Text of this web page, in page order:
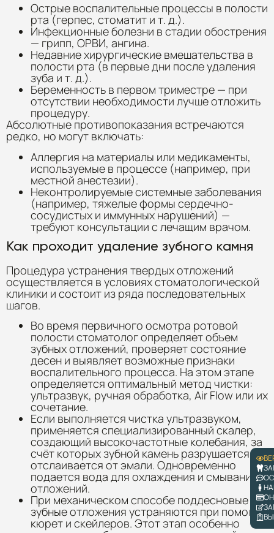
Острые воспалительные процессы в полости
рта (герпес, стоматит и т. д.).
Инфекционные болезни в стадии обострения
— грипп, ОРВИ, ангина.
Недавние хирургические вмешательства в
полости рта (в первые дни после удаления
зуба и т. д.).
Беременность в первом триместре — при
отсутствии необходимости лучше отложить
процедуру.
Абсолютные противопоказания встречаются
редко, но могут включать:
Аллергия на материалы или медикаменты,
используемые в процессе (например, при
местной анестезии).
Неконтролируемые системные заболевания
(например, тяжелые формы сердечно-
сосудистых и иммунных нарушений) —
требуют консультации с лечащим врачом.
Как проходит удаление зубного камня
Процедура устранения твердых отложений
осуществляется в условиях стоматологической
клиники и состоит из ряда последовательных
шагов.
Во время первичного осмотра ротовой
полости стоматолог определяет объем
зубных отложений, проверяет состояние
десен и выявляет возможные признаки
воспалительного процесса. На этом этапе
определяется оптимальный метод чистки:
ультразвук, ручная обработка, Air Flow или их
сочетание.
Если выполняется чистка ультразвуком,
применяется специализированный скалер,
создающий высокочастотные колебания, за
счёт которых зубной камень разрушается и
отслаивается от эмали. Одновременно
подается вода для охлаждения и смывания
отложений.
При механическом способе поддесновые
зубные отложения устраняются при помощи
кюрет и скейлеров. Этот этап особенно